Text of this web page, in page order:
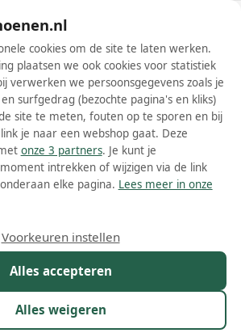
Wis filters Alle filters
espadrilles
cookies om de site te laten werken.
plaatsen we ook cookies voor statistiek
verwerken we persoonsgegevens zoals je
surfgedrag (bezochte pagina's en kliks)
site te meten, fouten op te sporen en bij
je naar een webshop gaat. Deze
onze 3 partners. Je kunt je
intrekken of wijzigen via de link
elke pagina. Lees meer in onze
Alles accepteren
Alles weigeren
Voorkeuren instellen